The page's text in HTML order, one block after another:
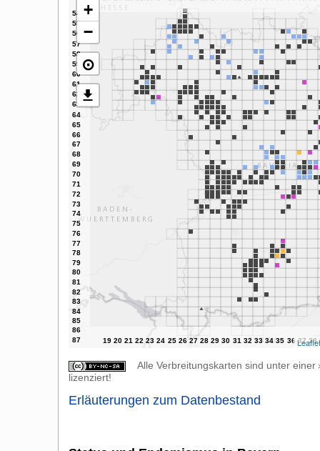
+
−
⊙
Leaflet
Alle Verbreitungskarten sind unter einer
lizenziert!
Erläuterungen zum Datenbestand